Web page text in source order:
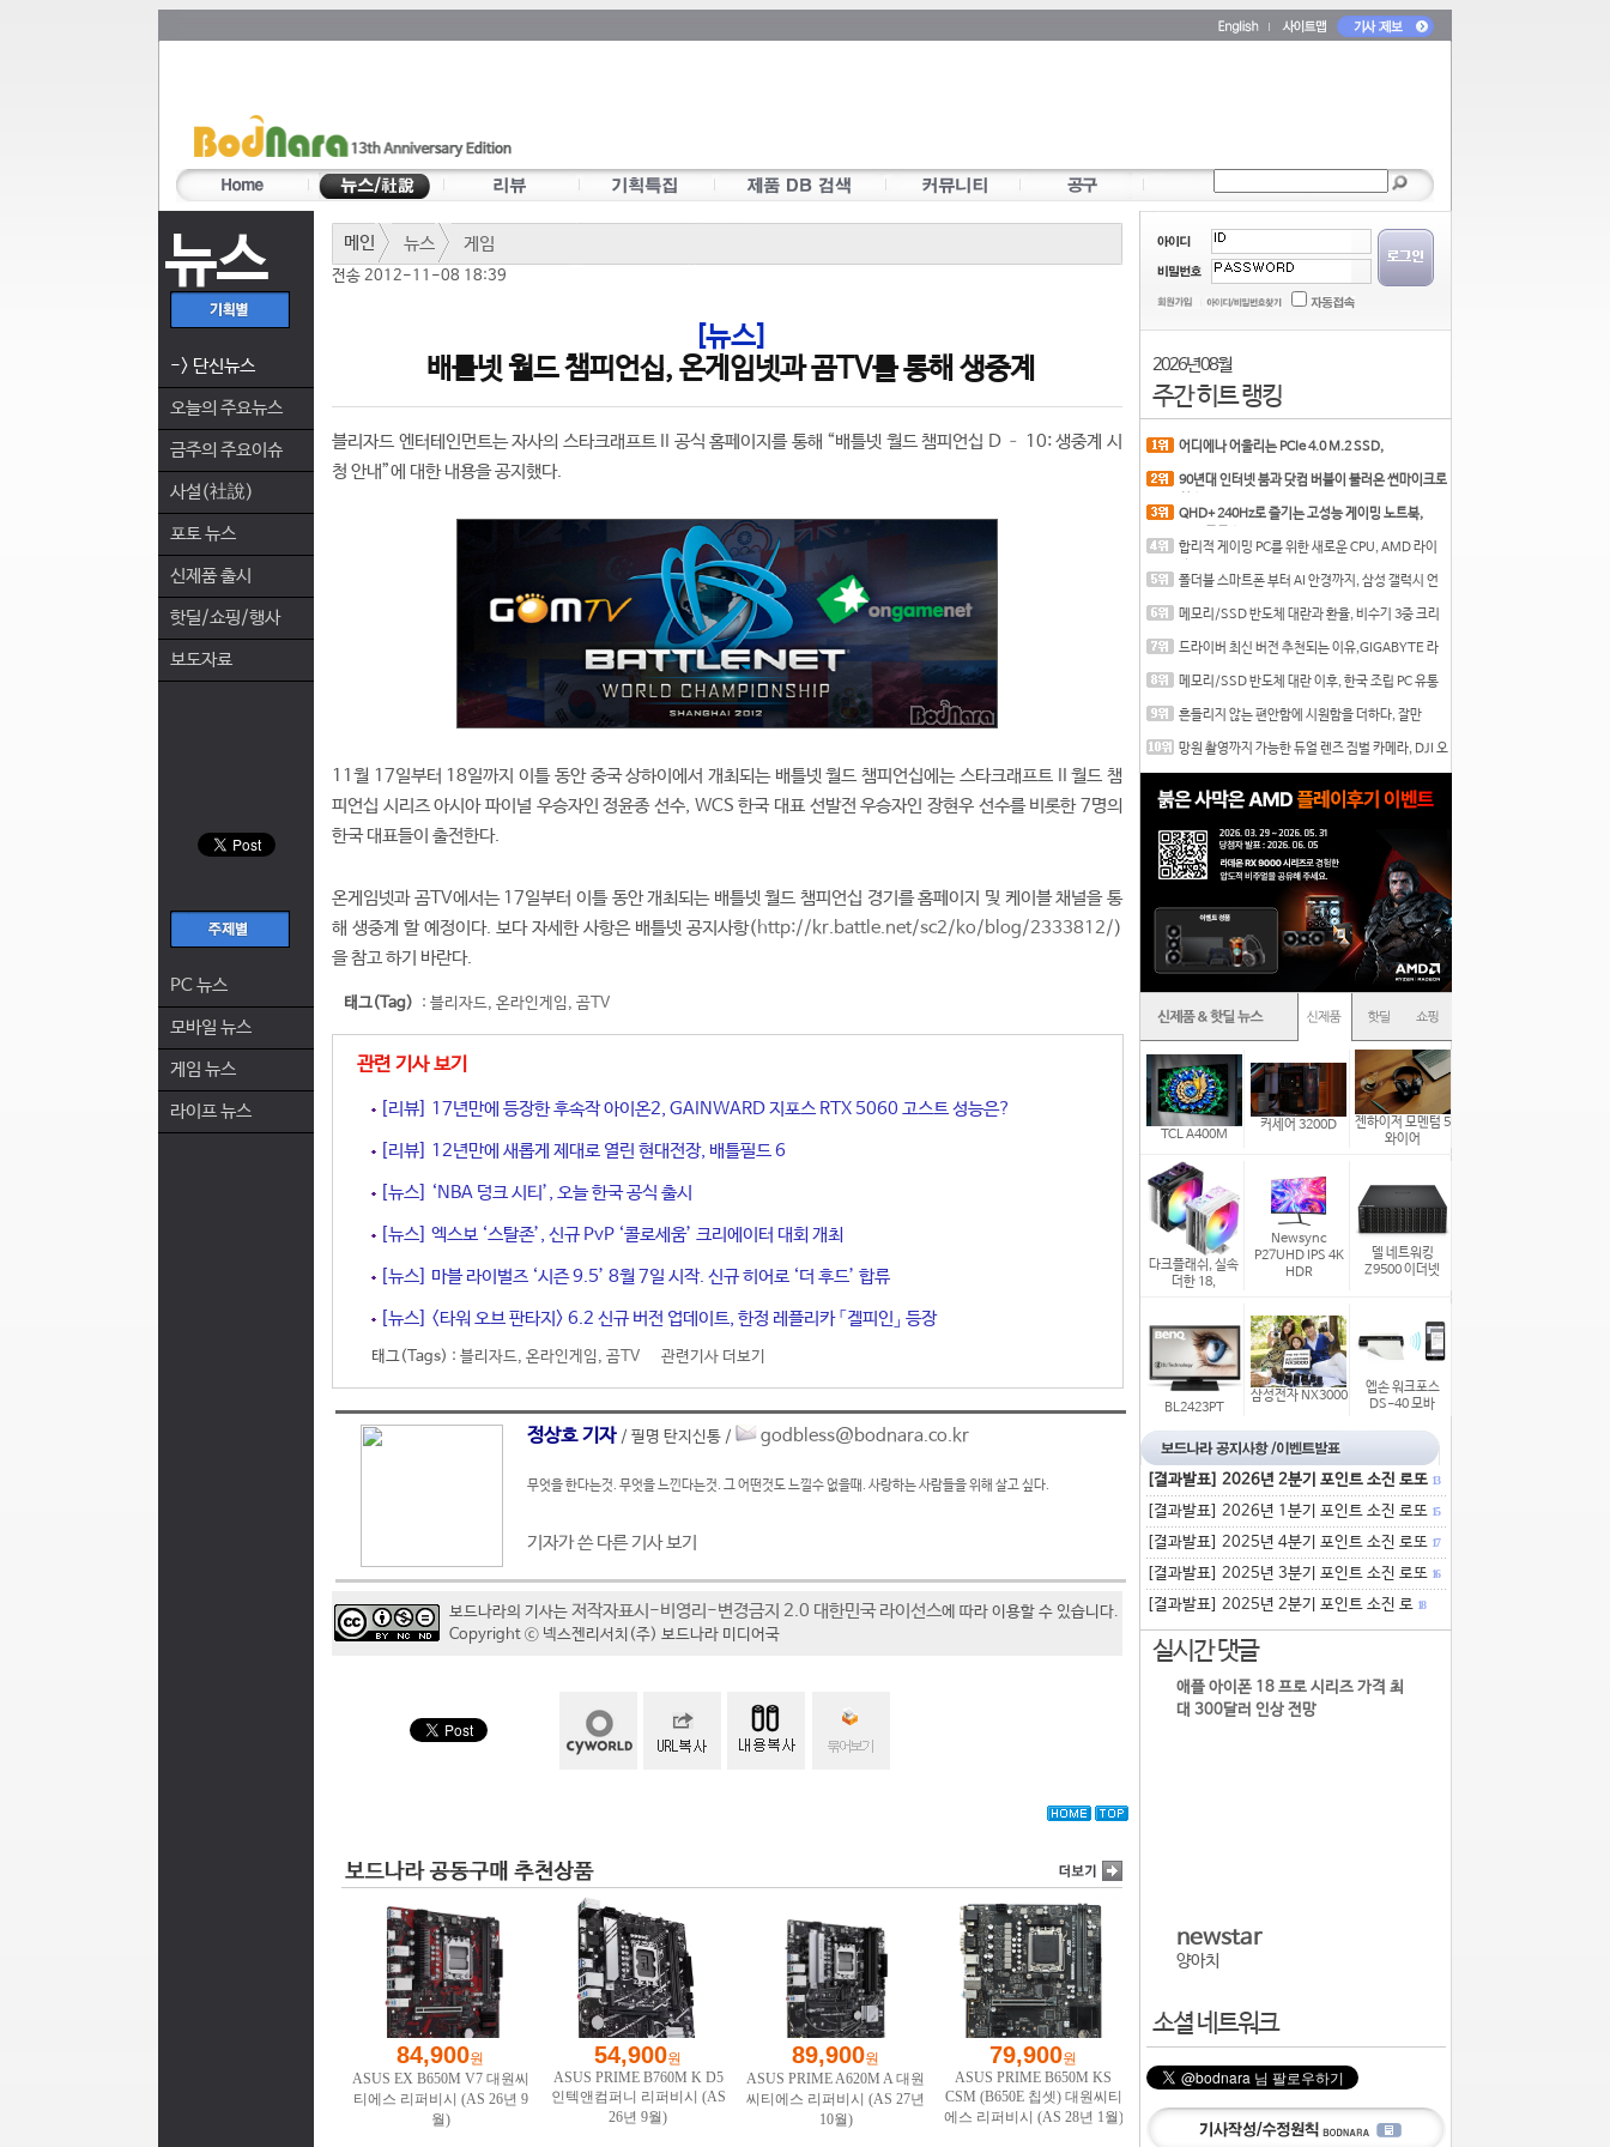
뉴스
-> 단신뉴스
오늘의 주요뉴스
금주의 주요이슈
사설(社說)
포토 뉴스
신제품 출시
핫딜/쇼핑/행사
보도자료
PC 뉴스
모바일 뉴스
게임 뉴스
라이프 뉴스
메인 뉴스 게임
전송 2012-11-08 18:39
[뉴스]
배틀넷 월드 챔피언십, 온게임넷과 곰TV를 통해 생중계
블리자드 엔터테인먼트는 자사의 스타크래프트 II 공식 홈페이지를 통해 “배틀넷 월드 챔피언십 D – 10: 생중계 시
청 안내”에 대한 내용을 공지했다.
11월 17일부터 18일까지 이틀 동안 중국 상하이에서 개최되는 배틀넷 월드 챔피언십에는 스타크래프트 II 월드 챔
피언십 시리즈 아시아 파이널 우승자인 정윤종 선수, WCS 한국 대표 선발전 우승자인 장현우 선수를 비롯한 7명의
한국 대표들이 출전한다.
온게임넷과 곰TV에서는 17일부터 이틀 동안 개최되는 배틀넷 월드 챔피언십 경기를 홈페이지 및 케이블 채널을 통
해 생중계 할 예정이다. 보다 자세한 사항은 배틀넷 공지사항(http://kr.battle.net/sc2/ko/blog/2333812/)
을 참고 하기 바란다.
태그(Tag) : 블리자드, 온라인게임, 곰TV
관련 기사 보기
[리뷰] 17년만에 등장한 후속작 아이온2, GAINWARD 지포스 RTX 5060 고스트 성능은?
[리뷰] 12년만에 새롭게 제대로 열린 현대전장, 배틀필드 6
[뉴스] ‘NBA 덩크 시티’, 오늘 한국 공식 출시
[뉴스] 엑스보 ‘스탈존’, 신규 PvP ‘콜로세움’ 크리에이터 대회 개최
[뉴스] 마블 라이벌즈 ‘시즌 9.5’ 8월 7일 시작. 신규 히어로 ‘더 후드’ 합류
[뉴스] <타워 오브 판타지> 6.2 신규 버전 업데이트, 한정 레플리카 「겔피인」 등장
태그(Tags) : 블리자드, 온라인게임, 곰TV 관련기사 더보기
정상호 기자 / 필명 탄지신통 / godbless@bodnara.co.kr
무엇을 한다는것. 무엇을 느낀다는것. 그 어떤것도 느낄수 없을때. 사랑하는 사람들을 위해 살고 싶다.
기자가 쓴 다른 기사 보기
보드나라의 기사는 저작자표시-비영리-변경금지 2.0 대한민국 라이선스에 따라 이용할 수 있습니다.
Copyright ⓒ 넥스젠리서치(주) 보드나라 미디어국
2026년 08월
주간 히트 랭킹
어디에나 어울리는 PCIe 4.0 M.2 SSD,
90년대 인터넷 붐과 닷컴 버블이 불러온 썬마이크로
QHD+ 240Hz로 즐기는 고성능 게이밍 노트북,
합리적 게이밍 PC를 위한 새로운 CPU, AMD 라이
폴더블 스마트폰 부터 AI 안경까지, 삼성 갤럭시 언
메모리/SSD 반도체 대란과 환율, 비수기 3중 크리
드라이버 최신 버전 추천되는 이유,GIGABYTE 라
메모리/SSD 반도체 대란 이후, 한국 조립 PC 유통
흔들리지 않는 편안함에 시원함을 더하다, 잘만
망원 촬영까지 가능한 듀얼 렌즈 짐벌 카메라, DJI 오
TCL A400M
커세어 3200D
젠하이저 모멘텀 5
와이어
다크플래쉬, 실속
더한 18,
Newsync
P27UHD IPS 4K
HDR
델 네트워킹
Z9500 이더넷
BL2423PT
삼성전자 NX3000
엡손 워크포스
DS-40 모바
[결과발표] 2026년 2분기 포인트 소진 로또 13
[결과발표] 2026년 1분기 포인트 소진 로또 15
[결과발표] 2025년 4분기 포인트 소진 로또 17
[결과발표] 2025년 3분기 포인트 소진 로또 16
[결과발표] 2025년 2분기 포인트 소진 로 18
실시간 댓글
애플 아이폰 18 프로 시리즈 가격 최
대 300달러 인상 전망
newstar
양아치
소셜 네트워크